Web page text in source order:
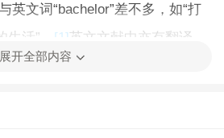
英文词“bachelor”差不多，如“打
活”。 [1]英文文献中亦有翻译
再汉译过来就是“光秃秃的棍
展开全部内容